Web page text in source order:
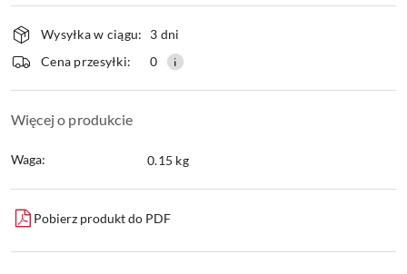
Wyślij
Dostępność
i
dostawa
Wysyłka w ciągu:
3 dni
Cena przesyłki:
0
Więcej o produkcie
Waga: 0.15 kg
Pobierz produkt do PDF